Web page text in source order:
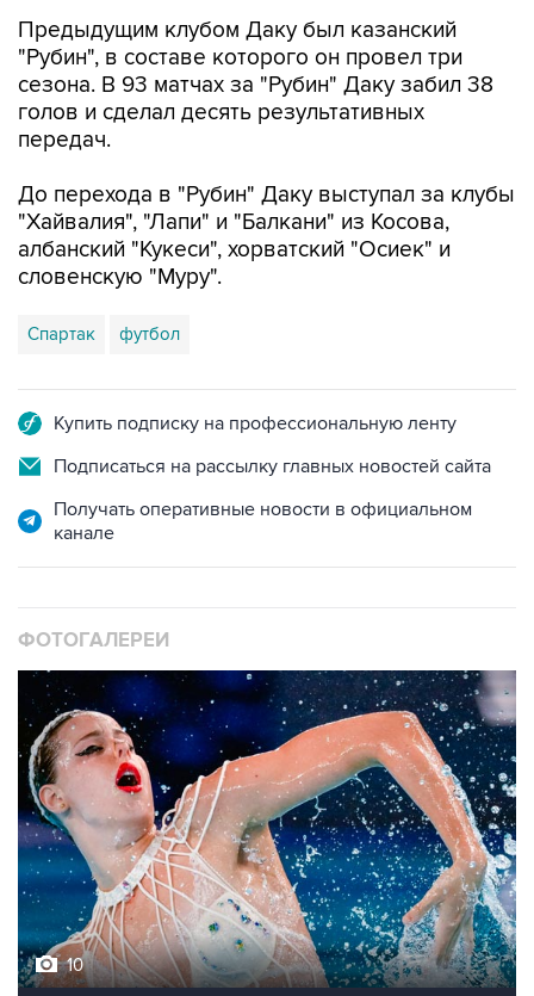
Предыдущим клубом Даку был казанский
"Рубин", в составе которого он провел три
сезона. В 93 матчах за "Рубин" Даку забил 38
голов и сделал десять результативных
передач.
До перехода в "Рубин" Даку выступал за клубы
"Хайвалия", "Лапи" и "Балкани" из Косова,
албанский "Кукеси", хорватский "Осиек" и
словенскую "Муру".
Спартак футбол
Купить подписку на профессиональную ленту
Подписаться на рассылку главных новостей сайта
Получать оперативные новости в официальном
канале
ФОТОГАЛЕРЕИ
10